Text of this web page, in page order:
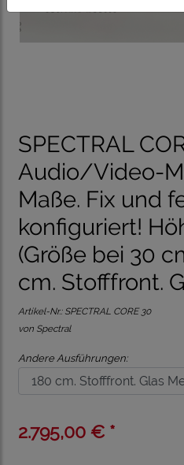
SPECTRAL
Audio/Video-
Maße. Fix und
konfiguriert!
(Größe bei 30
cm. Stofffront.
Artikel-Nr.: SPECTRAL CORE 30
von Spectral
Andere Ausführungen:
2.795,00 € *